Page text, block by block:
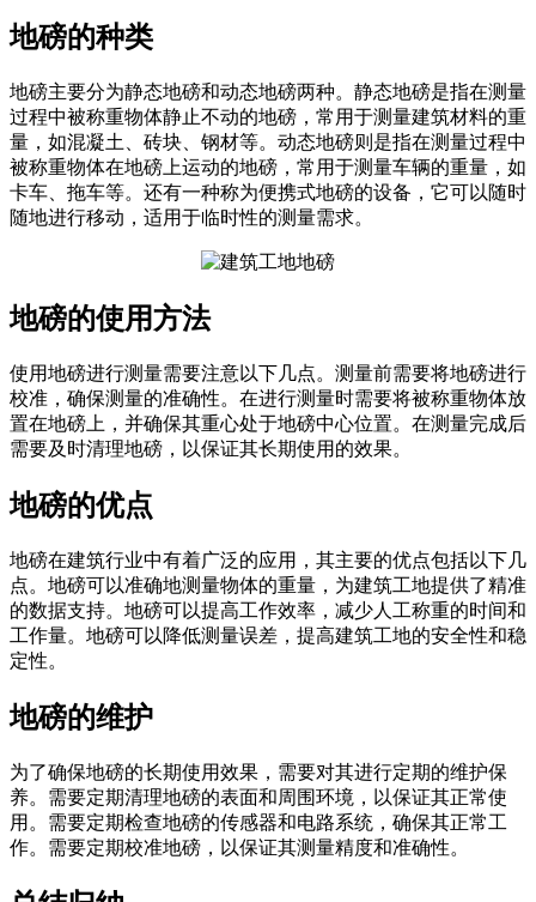
地磅的种类
地磅主要分为静态地磅和动态地磅两种。静态地磅是指在测量
过程中被称重物体静止不动的地磅，常用于测量建筑材料的重
量，如混凝土、砖块、钢材等。动态地磅则是指在测量过程中
被称重物体在地磅上运动的地磅，常用于测量车辆的重量，如
卡车、拖车等。还有一种称为便携式地磅的设备，它可以随时
随地进行移动，适用于临时性的测量需求。
地磅的使用方法
使用地磅进行测量需要注意以下几点。测量前需要将地磅进行
校准，确保测量的准确性。在进行测量时需要将被称重物体放
置在地磅上，并确保其重心处于地磅中心位置。在测量完成后
需要及时清理地磅，以保证其长期使用的效果。
地磅的优点
地磅在建筑行业中有着广泛的应用，其主要的优点包括以下几
点。地磅可以准确地测量物体的重量，为建筑工地提供了精准
的数据支持。地磅可以提高工作效率，减少人工称重的时间和
工作量。地磅可以降低测量误差，提高建筑工地的安全性和稳
定性。
地磅的维护
为了确保地磅的长期使用效果，需要对其进行定期的维护保
养。需要定期清理地磅的表面和周围环境，以保证其正常使
用。需要定期检查地磅的传感器和电路系统，确保其正常工
作。需要定期校准地磅，以保证其测量精度和准确性。